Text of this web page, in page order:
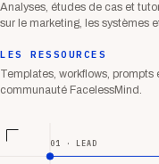
Analyses, études de cas et
sur le marketing, les systèmes
LES RESSOURCES
Templates, workflows, prompts
communauté FacelessMind.
01 · LEAD